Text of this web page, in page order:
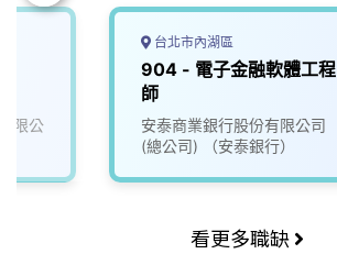
限公
台北市內湖區
904 - 電子金融軟體工程
師
安泰商業銀行股份有限公司
(總公司) （安泰銀行）
看更多職缺